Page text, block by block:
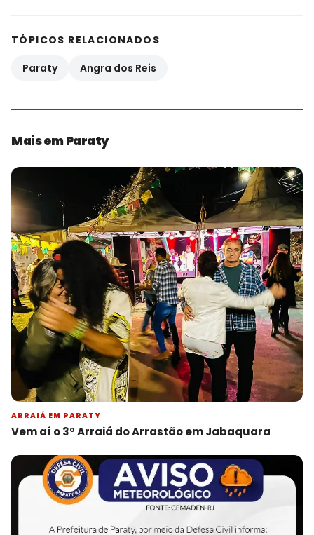
TÓPICOS RELACIONADOS
Paraty
Angra dos Reis
Mais em Paraty
ARRAIÁ EM PARATY
Vem aí o 3º Arraiá do Arrastão em Jabaquara